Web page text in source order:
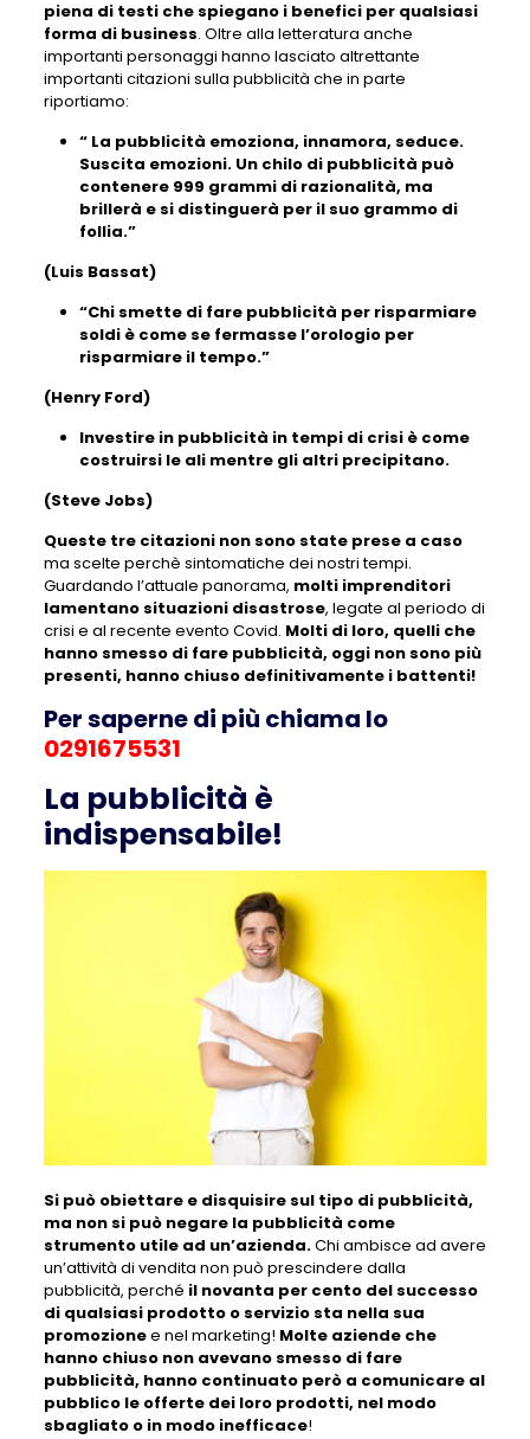
piena di testi che spiegano i benefici per qualsiasi
forma di business. Oltre alla letteratura anche
importanti personaggi hanno lasciato altrettante
importanti citazioni sulla pubblicità che in parte
riportiamo:
“ La pubblicità emoziona, innamora, seduce.
Suscita emozioni. Un chilo di pubblicità può
contenere 999 grammi di razionalità, ma
brillerà e si distinguerà per il suo grammo di
follia.”
(Luis Bassat)
“Chi smette di fare pubblicità per risparmiare
soldi è come se fermasse l’orologio per
risparmiare il tempo.”
(Henry Ford)
Investire in pubblicità in tempi di crisi è come
costruirsi le ali mentre gli altri precipitano.
(Steve Jobs)
Queste tre citazioni non sono state prese a caso
ma scelte perchè sintomatiche dei nostri tempi.
Guardando l’attuale panorama, molti imprenditori
lamentano situazioni disastrose, legate al periodo di
crisi e al recente evento Covid. Molti di loro, quelli che
hanno smesso di fare pubblicità, oggi non sono più
presenti, hanno chiuso definitivamente i battenti!
Per saperne di più chiama lo
0291675531
La pubblicità è
indispensabile!
Si può obiettare e disquisire sul tipo di pubblicità,
ma non si può negare la pubblicità come
strumento utile ad un’azienda.Chi ambisce ad avere
un’attività di vendita non può prescindere dalla
pubblicità, perché il novanta per cento del successo
di qualsiasi prodotto o servizio sta nella sua
promozionee nel marketing! Molte aziende che
hanno chiuso non avevano smesso di fare
pubblicità, hanno continuato però a comunicare al
pubblico le offerte dei loro prodotti, nel modo
sbagliato o in modo inefficace!